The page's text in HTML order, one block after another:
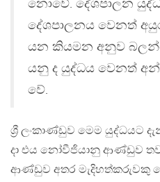
නොවේ. දේශපාලන
දේශපාලනය වෙනත්
යන කියමන අනුව
යනු ද යුද්ධය වෙනත්
වේ.
ශ්‍රී ලංකාණ්ඩුව මෙම යුද්ධයට
දා එය නෝවීජියානු ආණ්ඩුව
ආණ්ඩුව අතර මැදිහත්කරුවකු